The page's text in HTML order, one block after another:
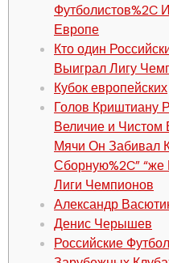
Футболистов%2C
Европе
Кто один
Выиграл Лигу
Кубок европейских
Голов Криштиану
Величие и
Мячи Он Забивал
Сборную%2C”
Лиги Чемпионов
Александр
Денис Черышев
Российские